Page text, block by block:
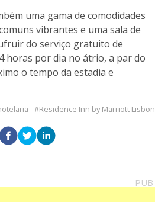
uma gama de comodidades
vibrantes e uma sala de
do serviço gratuito de
horas por dia no átrio, a par do
o tempo da estadia e
Residence Inn by Marriott Lisbon
PUB